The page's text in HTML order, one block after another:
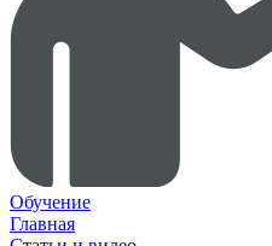
Обучение
Главная